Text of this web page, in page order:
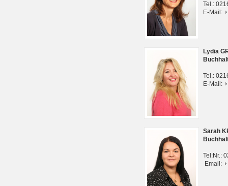
Tel.:
E-Mail:
Lydia
Tel.:
E-Mail:
Sarah
Tel:Nr.:
Email: